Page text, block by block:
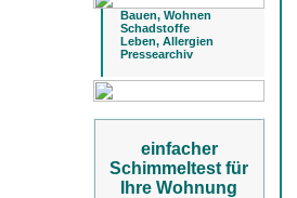
Bauen, Wohnen
Schadstoffe
Leben, Allergien
Pressearchiv
einfacher
Schimmeltest für
Ihre Wohnung